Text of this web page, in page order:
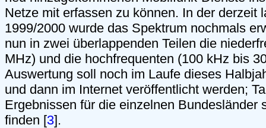
Netze mit erfassen zu können. In der derzeit
1999/2000 wurde das Spektrum nochmals
nun in zwei überlappenden Teilen die
MHz) und die hochfrequenten (100 kHz bis
Auswertung soll noch im Laufe dieses
und dann im Internet veröffentlicht werden;
Ergebnissen für die einzelnen Bundesländer
finden [3].